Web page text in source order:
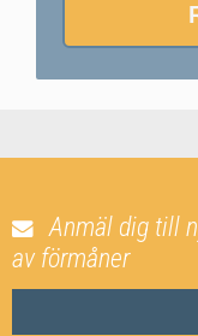
Anmäl dig till
av förmåner